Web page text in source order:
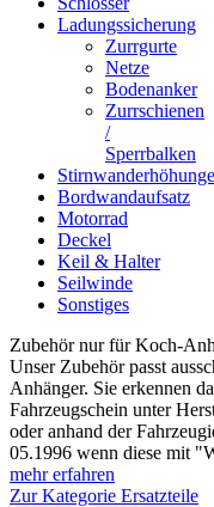
Ladungssicherung
Zurrgurte
Netze
Bodenanker
Zurrschienen
/
Sperrbalken
Bordwandaufsatz
Motorrad
Deckel
Keil & Halter
Seilwinde
Sonstiges
Zubehör nur für Koch-
Unser Zubehör passt
Anhänger. Sie erkennen
Fahrzeugschein unter
oder anhand der
05.1996 wenn diese mit
mehr erfahren
Zur Kategorie Ersatzteile